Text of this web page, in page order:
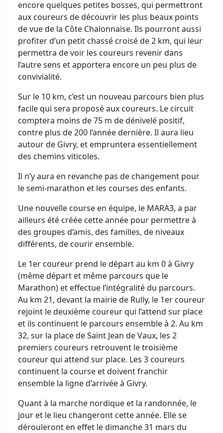
encore quelques petites bosses, qui permettront
aux coureurs de découvrir les plus beaux points
de vue de la Côte Chalonnaise. Ils pourront aussi
profiter d’un petit chassé croisé de 2 km, qui leur
permettra de voir les coureurs revenir dans
l’autre sens et apportera encore un peu plus de
convivialité.
Sur le 10 km, c’est un nouveau parcours bien plus
facile qui sera proposé aux coureurs. Le circuit
comptera moins de 75 m de dénivelé positif,
contre plus de 200 l’année dernière. Il aura lieu
autour de Givry, et empruntera essentiellement
des chemins viticoles.
Il n’y aura en revanche pas de changement pour
le semi-marathon et les courses des enfants.
Une nouvelle course en équipe, le MARA3, a par
ailleurs été créée cette année pour permettre à
des groupes d’amis, des familles, de niveaux
différents, de courir ensemble.
Le 1er coureur prend le départ au km 0 à Givry
(même départ et même parcours que le
Marathon) et effectue l’intégralité du parcours.
Au km 21, devant la mairie de Rully, le 1er coureur
rejoint le deuxième coureur qui l’attend sur place
et ils continuent le parcours ensemble à 2. Au km
32, sur la place de Saint Jean de Vaux, les 2
premiers coureurs retrouvent le troisième
coureur qui attend sur place. Les 3 coureurs
continuent la course et doivent franchir
ensemble la ligne d’arrivée à Givry.
Quant à la marche nordique et la randonnée, le
jour et le lieu changeront cette année. Elle se
dérouleront en effet le dimanche 31 mars du